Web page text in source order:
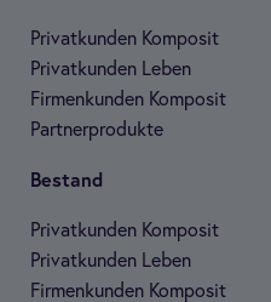
Pri­vat­kun­den Kom­po­sit
Pri­vat­kun­den Leben
Fir­men­kun­den Kom­po­sit
Part­ner­pro­dukte
Bestand
Pri­vat­kun­den Kom­po­sit
Pri­vat­kun­den Leben
Fir­men­kun­den Kom­po­sit